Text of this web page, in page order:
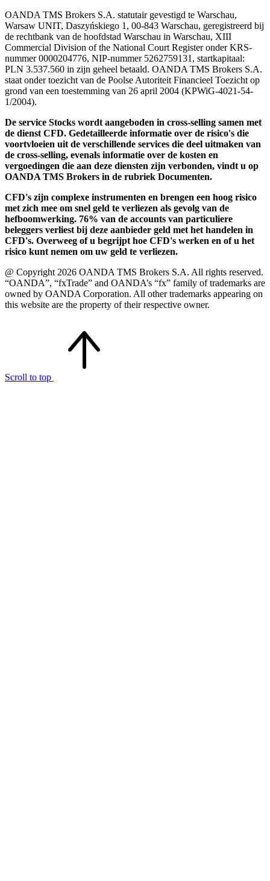
OANDA TMS Brokers S.A. statutair gevestigd te Warschau,
Warsaw UNIT, Daszyńskiego 1, 00-843 Warschau, geregistreerd bij
de rechtbank van de hoofdstad Warschau in Warschau, XIII
Commercial Division of the National Court Register onder KRS-
nummer 0000204776, NIP-nummer 5262759131, startkapitaal:
PLN 3.537.560 in zijn geheel betaald. OANDA TMS Brokers S.A.
staat onder toezicht van de Poolse Autoriteit Financieel Toezicht op
grond van een toestemming van 26 april 2004 (KPWiG-4021-54-
1/2004).
De service Stocks wordt aangeboden in cross-selling samen met
de dienst CFD. Gedetailleerde informatie over de risico's die
voortvloeien uit de verschillende services die deel uitmaken van
de cross-selling, evenals informatie over de kosten en
vergoedingen die aan deze diensten zijn verbonden, vindt u op
OANDA TMS Brokers in de rubriek Documenten.
CFD's zijn complexe instrumenten en brengen een hoog risico
met zich mee om snel geld te verliezen als gevolg van de
hefboomwerking. 76% van de accounts van particuliere
beleggers verliest bij deze aanbieder geld met het handelen in
CFD's. Overweeg of u begrijpt hoe CFD's werken en of u het
risico kunt nemen om uw geld te verliezen.
@ Copyright 2026 OANDA TMS Brokers S.A. All rights reserved.
“OANDA”, “fxTrade” and OANDA’s “fx” family of trademarks are
owned by OANDA Corporation. All other trademarks appearing on
this website are the property of their respective owner.
Scroll to top